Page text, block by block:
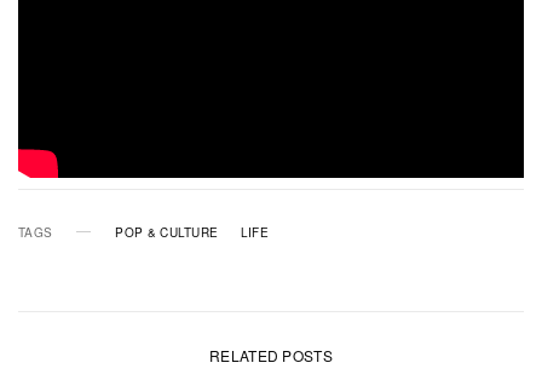
TAGS POP & CULTURE LIFE
RELATED POSTS